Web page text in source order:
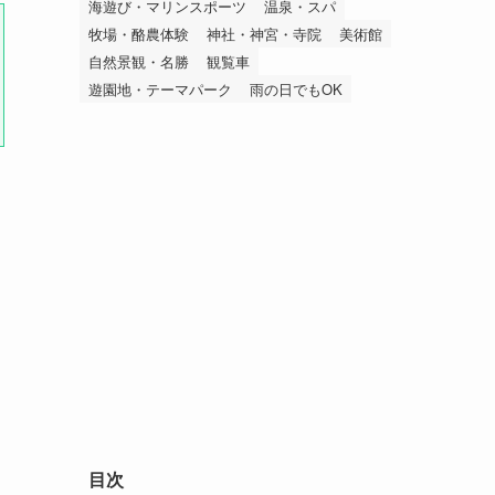
海遊び・マリンスポーツ
温泉・スパ
牧場・酪農体験
神社・神宮・寺院
美術館
自然景観・名勝
観覧車
遊園地・テーマパーク
雨の日でもOK
目次